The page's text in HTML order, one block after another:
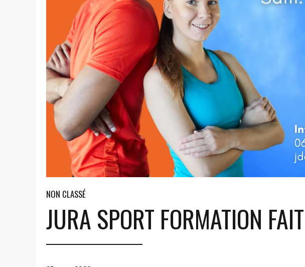
NON CLASSÉ
JURA SPORT FORMATION